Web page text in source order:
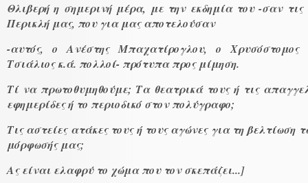
Θλιβερή η σημερινή μέρα, με την εκδημία του -σαν τις
Περικλή μας, που για μας αποτελούσαν
-αυτός, ο Ανέστης Μπαχατίρογλου, ο Χρυσόστομος
Τσιάλιος κ.ά. πολλοί- πρότυπα προς μίμηση.
Τί να πρωτοθυμηθούμε; Τα θεατρικά τους ή τις
εφημερίδες ή το περιοδικό στον πολύγραφο;
Τις αστείες ατάκες τους ή τους αγώνες για τη βελτίωση
μόρφωσής μας;
Ας είναι ελαφρύ το χώμα που τον σκεπάζει...]